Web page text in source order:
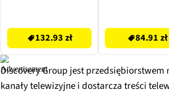
132.93 zł 84.91 zł
Discovery Group jest
kanały telewizyjne i dostarcza treści